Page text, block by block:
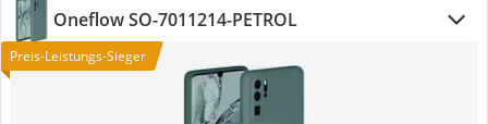
Oneflow SO-7011214-PETROL
Preis-Leistungs-Sieger